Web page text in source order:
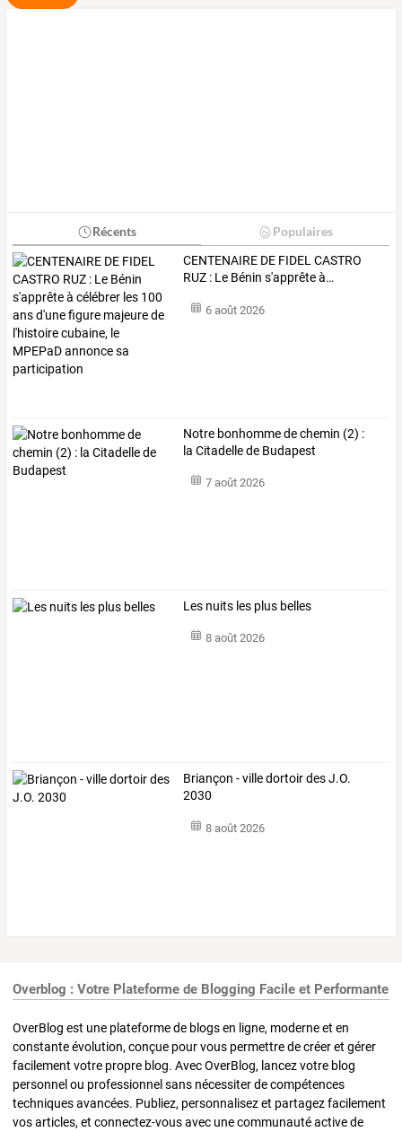
Récents Populaires
CENTENAIRE DE FIDEL CASTRO
RUZ : Le Bénin s'apprêteà…
6 août 2026
Notre bonhomme de chemin (2) :
la Citadelle de Budapest
7 août 2026
Les nuits les plus belles
8 août 2026
Briançon - ville dortoir des J.O.
2030
8 août 2026
Overblog : Votre Plateforme de Blogging Facile et Performante
OverBlog est une plateforme de blogs en ligne, moderne et en
constante évolution, conçue pour vous permettre de créer et gérer
facilement votre propre blog. Avec OverBlog, lancez votre blog
personnel ou professionnel sans nécessiter de compétences
techniques avancées. Publiez, personnalisez et partagez facilement
vos articles, et connectez-vous avec une communauté active de